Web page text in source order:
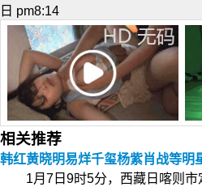
日 pm8:14
相关推荐
韩红黄晓明易烊千玺杨紫肖战等明
1月7日9时5分，西藏日喀则市